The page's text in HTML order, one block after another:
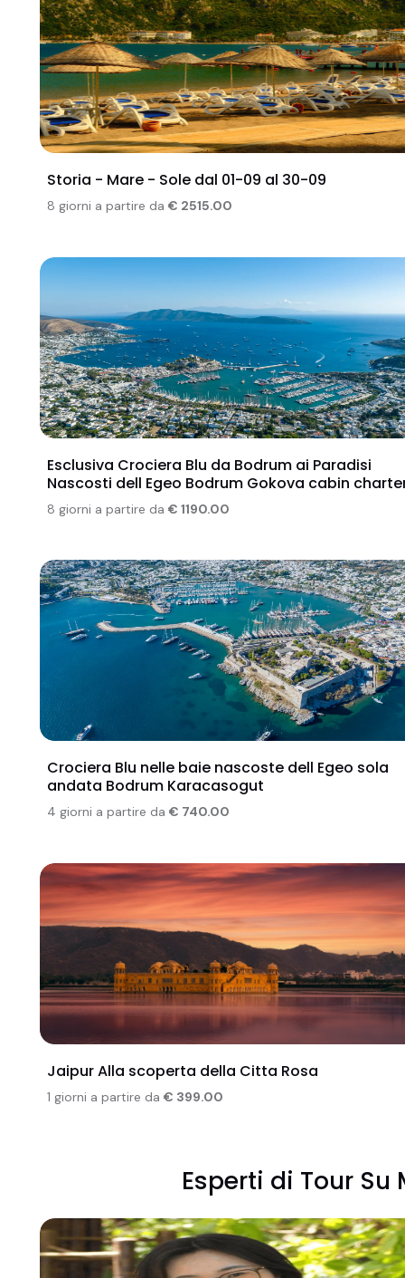
Storia - Mare - Sole dal 01-09 al 30-09
8 giorni a partire da€ 2515.00
Esclusiva Crociera Blu da Bodrum ai Paradisi
Nascosti dell Egeo Bodrum Gokova cabin
8 giorni a partire da€ 1190.00
Crociera Blu nelle baie nascoste dell Egeo sola
andata Bodrum Karacasogut
4 giorni a partire da€ 740.00
Jaipur Alla scoperta della Citta Rosa
1 giorni a partire da€ 399.00
Esperti di Tour